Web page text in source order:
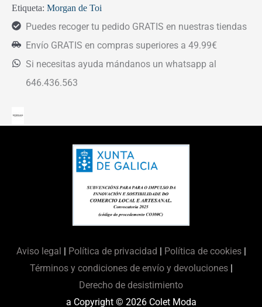
Etiqueta: Morgan de Toi
Puedes recoger tu pedido GRATIS en nuestras tiendas
Envío GRATIS en compras superiores a 49.99€
Si necesitas ayuda mándanos un whatsapp al
646.436.563
Aviso legal Política de privacidad Política de cookies|
Términos y condiciones de envío y devoluciones|
Derecho de desistimiento
a Copyright © 2026 Colet Moda